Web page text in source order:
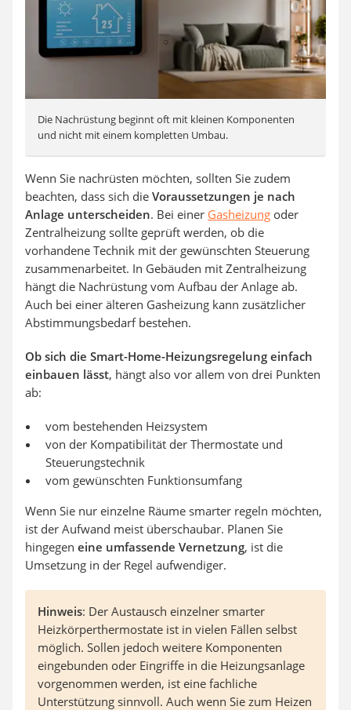
Die Nachrüstung beginnt oft mit kleinen Komponenten
und nicht mit einem kompletten Umbau.
Wenn Sie nachrüsten möchten, sollten Sie zudem
beachten, dass sich die Voraussetzungen je nach
Anlage unterscheiden. Bei einer Gasheizung oder
Zentralheizung sollte geprüft werden, ob die
vorhandene Technik mit der gewünschten Steuerung
zusammenarbeitet. In Gebäuden mit Zentralheizung
hängt die Nachrüstung vom Aufbau der Anlage ab.
Auch bei einer älteren Gasheizung kann zusätzlicher
Abstimmungsbedarf bestehen.
Ob sich die Smart-Home-Heizungsregelung einfach
einbauen lässt, hängt also vor allem von drei Punkten
ab:
vom bestehenden Heizsystem
von der Kompatibilität der Thermostate und
Steuerungstechnik
vom gewünschten Funktionsumfang
Wenn Sie nur einzelne Räume smarter regeln möchten,
ist der Aufwand meist überschaubar. Planen Sie
hingegen eine umfassende Vernetzung, ist die
Umsetzung in der Regel aufwendiger.
Hinweis: Der Austausch einzelner smarter
Heizkörperthermostate ist in vielen Fällen selbst
möglich. Sollen jedoch weitere Komponenten
eingebunden oder Eingriffe in die Heizungsanlage
vorgenommen werden, ist eine fachliche
Unterstützung sinnvoll. Auch wenn Sie zum Heizen